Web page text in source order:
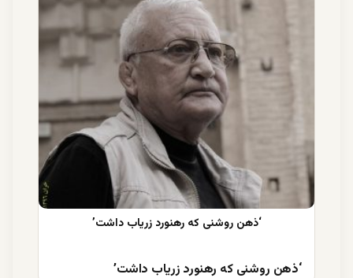
‘ذهن روشنی که رهنورد زریاب داشت’